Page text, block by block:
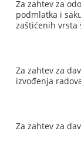
Za zahtev za
podmlatka i
zaštićenih vrsta
Za zahtev za
izvođenja
Za zahtev za